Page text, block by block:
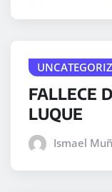
FALLECE
LUQUE
Ismael